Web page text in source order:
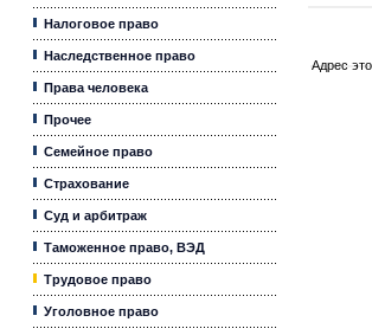
Налоговое право
Наследственное право
Права человека
Прочее
Семейное право
Страхование
Суд и арбитраж
Таможенное право, ВЭД
Трудовое право
Уголовное право
Адрес